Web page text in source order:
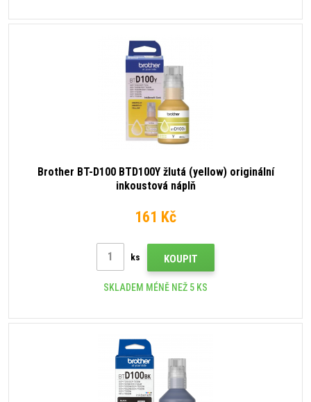
Brother BT-D100 BTD100Y žlutá (yellow) originální
inkoustová náplň
161 Kč
ks KOUPIT
SKLADEM MÉNĚ NEŽ 5 KS